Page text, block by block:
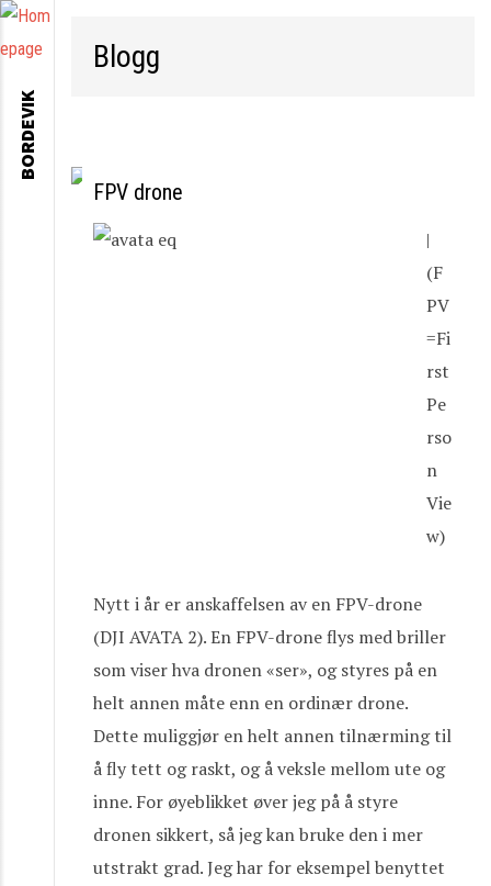
Blogg
FPV drone
|
(F
PV
=Fi
rst
Pe
rso
n
Vie
w)
Nytt i år er anskaffelsen av en FPV-drone
(DJI AVATA 2). En FPV-drone flys med briller
som viser hva dronen «ser», og styres på en
helt annen måte enn en ordinær drone.
Dette muliggjør en helt annen tilnærming til
å fly tett og raskt, og å veksle mellom ute og
inne. For øyeblikket øver jeg på å styre
dronen sikkert, så jeg kan bruke den i mer
utstrakt grad. Jeg har for eksempel benyttet
BORDEVIK